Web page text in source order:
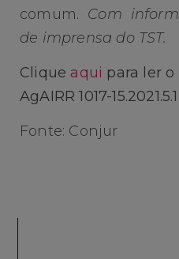
comum. Com
de imprensa do TST.
Clique aqui para ler o
AgAIRR 1017-
Fonte: Conjur